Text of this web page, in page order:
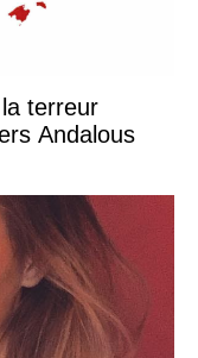
terreur
Andalous